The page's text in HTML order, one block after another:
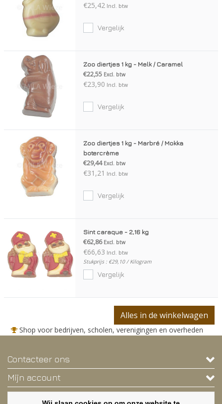
€25,42 Incl. btw
Vergelijk
Zoo diertjes 1 kg - Melk / Caramel
€22,55 Excl. btw
€23,90 Incl. btw
Vergelijk
Zoo diertjes 1 kg - Marbré / Mokka
botercrème
€29,44 Excl. btw
€31,21 Incl. btw
Vergelijk
Sint caraque - 2,16 kg
€62,86 Excl. btw
€66,63 Incl. btw
Stukprijs : €29,10 / Kilogram
Vergelijk
Alles in de winkelwagen
Shop voor bedrijven, scholen, verenigingen en overheden
Contacteer ons
Mijn account